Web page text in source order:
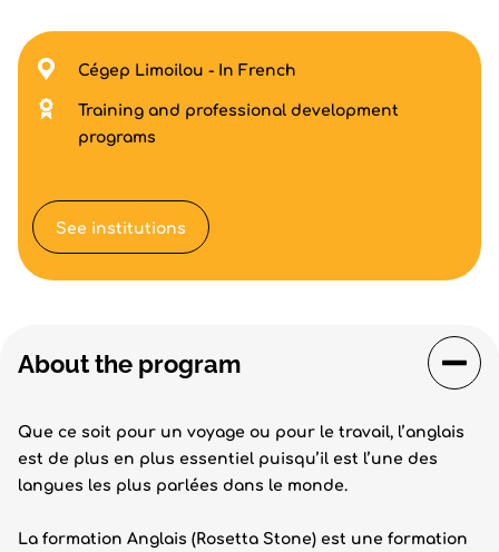
About the program
Que ce soit pour un voyage ou pour le travail, l’anglais
est de plus en plus essentiel puisqu’il est l’une des
langues les plus parlées dans le monde.
La formation Anglais (Rosetta Stone) est une formation
Cégep Limoilou - In French
Training and professional development
programs
See institutions